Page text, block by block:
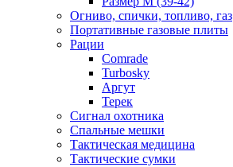
Огниво, спички, топливо, газ
Портативные газовые плиты
Рации
Comrade
Turbosky
Аргут
Терек
Сигнал охотника
Спальные мешки
Тактическая медицина
Тактические сумки